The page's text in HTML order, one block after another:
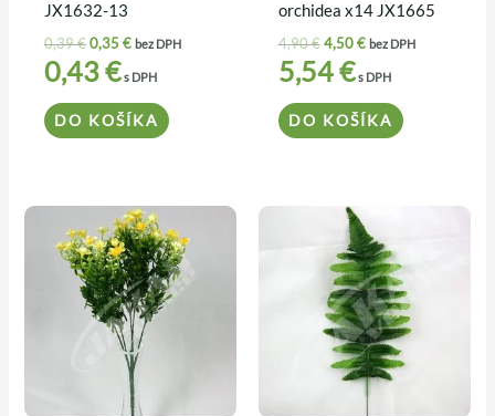
JX1632-13
0,39€0,35€ bez DPH
0,43€s DPH
DO KOŠÍKA
orchidea x14 JX1665
4,90€ 4,50€ bez DPH
5,54€s DPH
DO KOŠÍKA